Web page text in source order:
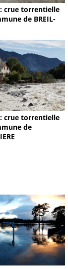
crue torrentielle
de BREIL-
crue torrentielle
de